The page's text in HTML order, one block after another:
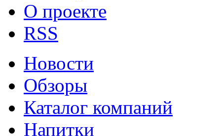
О проекте
RSS
Новости
Обзоры
Каталог компаний
Напитки